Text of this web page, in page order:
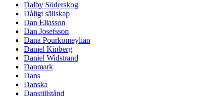
Dalby Söderskog
Dåligt sällskap
Dan Eliasson
Dan Josefsson
Dana Pourkomeylian
Daniel Kinberg
Daniel Widstrand
Danmark
Dans
Danska
Danstillstånd